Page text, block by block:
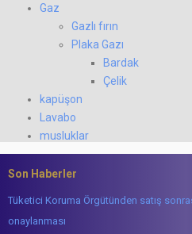
Gaz
Gazlı fırın
Plaka Gazı
Bardak
Çelik
kapüşon
Lavabo
musluklar
Son Haberler
Tüketici Koruma Örgütünden satış
onaylanması